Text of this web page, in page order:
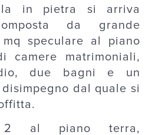
in pietra si arriva
da grande
speculare al piano
camere matrimoniali,
due bagni e un
dal quale si
2 al piano terra,